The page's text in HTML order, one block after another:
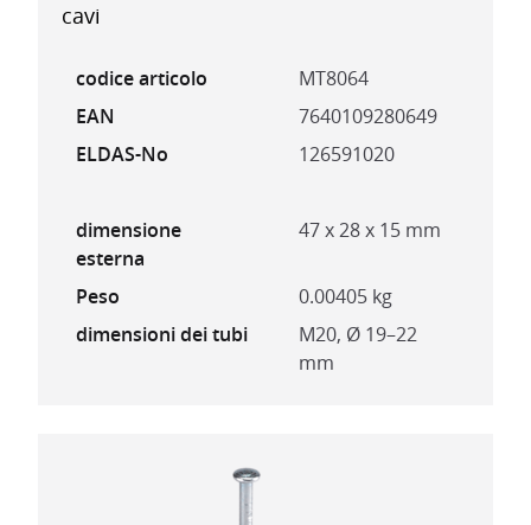
cavi
codice articolo
MT8064
EAN
7640109280649
ELDAS-No
126591020
dimensione
esterna
47 x 28 x 15 mm
Peso
0.00405 kg
dimensioni dei tubi
M20, Ø 19–22
mm